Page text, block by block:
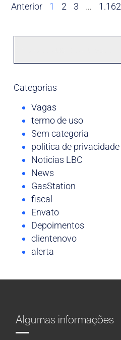
Anterior 1 2 3 … 1.162
Categorias
Vagas
termo de uso
Sem categoria
politica de privacidade
Noticias LBC
News
GasStation
fiscal
Envato
Depoimentos
clientenovo
alerta
Algumas informações